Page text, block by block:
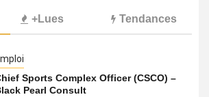
+Lues Tendances
Sports Complex Officer (CSCO) –
Pearl Consult